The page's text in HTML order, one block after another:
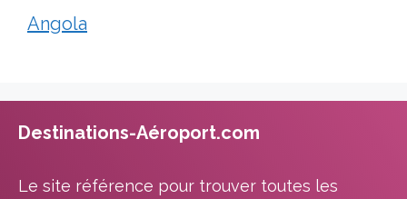
Angola
Destinations-Aéroport.com
Le site référence pour trouver toutes les